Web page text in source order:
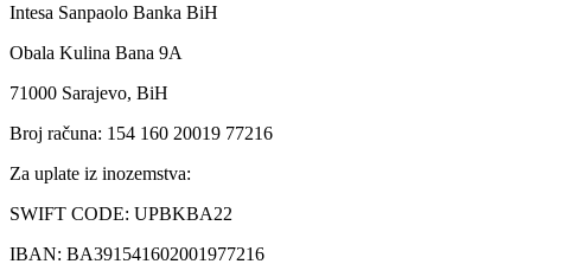
Intesa Sanpaolo Banka BiH
Obala Kulina Bana 9A
71000 Sarajevo, BiH
Broj računa: 154 160 20019 77216
Za uplate iz inozemstva:
SWIFT CODE: UPBKBA22
IBAN: BA391541602001977216